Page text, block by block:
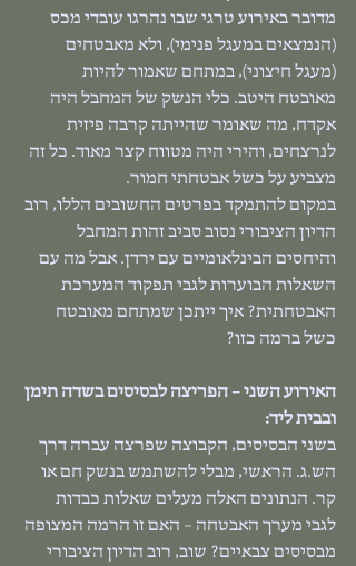
מדובר באירוע טרגי שבו נהרגו עובדי מכס
(הנמצאים במעגל פנימי), ולא מאבטחים
(מעגל חיצוני), במתחם שאמור להיות
מאובטח היטב. כלי הנשק של המחבל היה
אקדח, מה שאומר שהייתה קרבה פיזית
לנרצחים, והירי היה מטווח קצר מאוד. כל זה
מצביע על כשל אבטחתי חמור.
במקום להתמקד בפרטים החשובים הללו, רוב
הדיון הציבורי נסוב סביב זהות המחבל
והיחסים הבינלאומיים עם ירדן. אבל מה עם
השאלות הבוערות לגבי תפקוד המערכת
האבטחתית? איך ייתכן שמתחם מאובטח
כשל ברמה כזו?
האירוע השני – הפריצה לבסיסים בשדה תימן
ובבית ליד:
בשני הבסיסים, הקבוצה שפרצה עברה דרך
הש.ג. הראשי, מבלי להשתמש בנשק חם או
קר. הנתונים האלה מעלים שאלות כבדות
לגבי מערך האבטחה – האם זו הרמה המצופה
מבסיסים צבאיים? שוב, רוב הדיון הציבורי